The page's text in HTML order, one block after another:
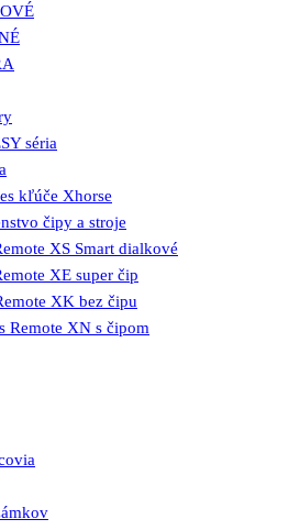
séria
kľúče Xhorse
čipy a stroje
XS Smart dialkové
XE super čip
XK bez čipu
Remote XN s čipom